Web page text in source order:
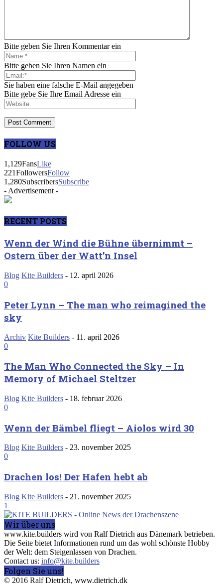
Bitte geben Sie Ihren Kommentar ein
Bitte geben Sie Ihren Namen ein
Sie haben eine falsche E-Mail angegeben
Bitte gebe Sie Ihre Email Adresse ein
FOLLOW US
1,129FansLike
221FollowersFollow
1,280SubscribersSubscribe
- Advertisement -
RECENT POSTS
Wenn der Wind die Bühne übernimmt –
Ostern über der Watt’n Insel
Blog Kite Builders - 12. april 2026
0
Peter Lynn – The man who reimagined the
sky
Archiv Kite Builders - 11. april 2026
0
The Man Who Connected the Sky – In
Memory of Michael Steltzer
Blog Kite Builders - 18. februar 2026
0
Wenn der Bämbel fliegt – Aiolos wird 30
Blog Kite Builders - 23. november 2025
0
Drachen los! Der Hafen hebt ab
Blog Kite Builders - 21. november 2025
1
Wir über uns
www.kite.builders wird von Ralf Dietrich aus Dänemark betrieben.
Die Seite bietet Informationen rund um das wohl schönste Hobby
der Welt: dem Steigenlassen von Drachen.
Contact us: info@kite.builders
Folgen Sie uns!
© 2016 Ralf Dietrich, www.dietrich.dk